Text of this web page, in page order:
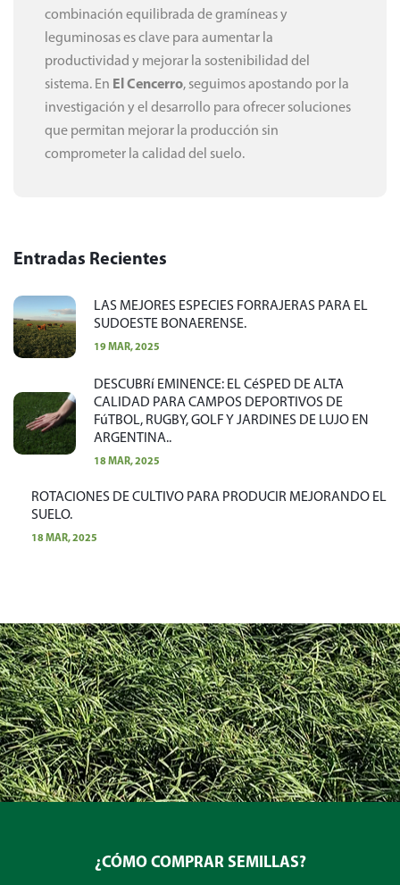
combinación equilibrada de gramíneas y
leguminosas es clave para aumentar la
productividad y mejorar la sostenibilidad del
sistema. En El Cencerro, seguimos apostando por la
investigación y el desarrollo para ofrecer soluciones
que permitan mejorar la producción sin
comprometer la calidad del suelo.
Entradas Recientes
LAS MEJORES ESPECIES FORRAJERAS PARA EL
SUDOESTE BONAERENSE.
19 MAR, 2025
DESCUBRí EMINENCE: EL CéSPED DE ALTA
CALIDAD PARA CAMPOS DEPORTIVOS DE
FúTBOL, RUGBY, GOLF Y JARDINES DE LUJO EN
ARGENTINA..
18 MAR, 2025
ROTACIONES DE CULTIVO PARA PRODUCIR MEJORANDO EL
SUELO.
18 MAR, 2025
¿CÓMO COMPRAR SEMILLAS?